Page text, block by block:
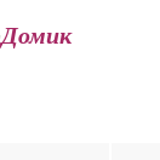
Домик